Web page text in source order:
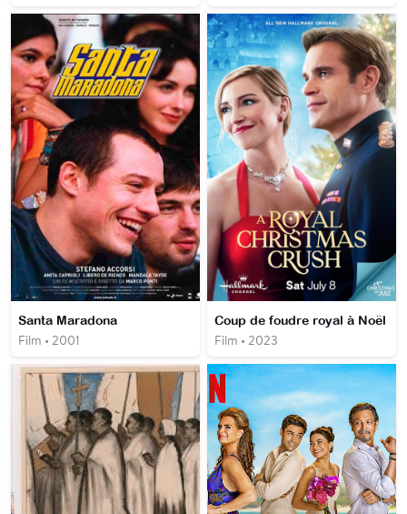
Santa Maradona
Film • 2001
Coup de foudre royal à Noël
Film • 2023